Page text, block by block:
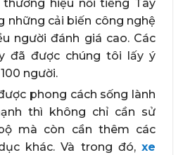
hiệu nổi tiếng Tây
những cải biến công nghệ
người đánh giá cao. Các
đã được chúng tôi lấy ý
người.
phong cách sống lành
thì không chỉ cần sử
mà còn cần thêm các
khác. Và trong đó, xe